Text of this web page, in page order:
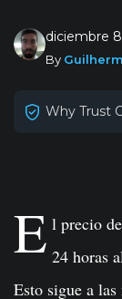
diciembre
By
Why Trust
E l precio
24 horas
Esto sigue a